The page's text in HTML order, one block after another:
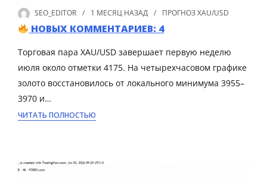
SEO_EDITOR 1 МЕСЯЦ НАЗАД ПРОГНОЗ XAU/USD
НОВЫХ КОММЕНТАРИЕВ: 4
Торговая пара XAU/USD завершает первую неделю
июля около отметки 4175. На четырехчасовом графике
золото восстановилось от локального минимума 3955–
3970 и…
ЧИТАТЬ ПОЛНОСТЬЮ